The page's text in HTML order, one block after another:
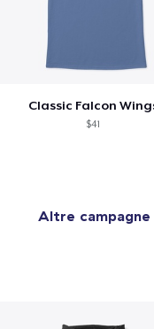
Classic Falcon
$41
Altre campagne